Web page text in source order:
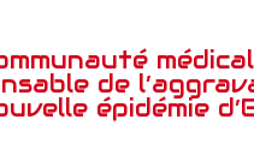
de
épidémie